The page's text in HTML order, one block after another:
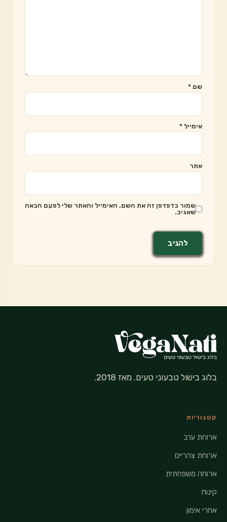
שם *
אימייל *
אתר
שמור בדפדפן זה את השם, האימייל והאתר שלי לפעם הבאה
שאגיב.
בלוג בישול טבעוני טעים. מאז 2018.
קטגוריות
ארוחת ערב
ארוחת צהריים
ארוחה משפחתית
קינוח
אחרי אימון